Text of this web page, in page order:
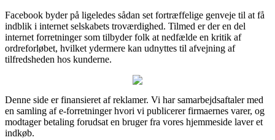
Facebook byder på ligeledes sådan set fortræffelige genveje til at få
indblik i internet selskabets troværdighed. Tilmed er der en del
internet forretninger som tilbyder folk at nedfælde en kritik af
ordreforløbet, hvilket ydermere kan udnyttes til afvejning af
tilfredsheden hos kunderne.
Denne side er finansieret af reklamer. Vi har samarbejdsaftaler med
en samling af e-forretninger hvori vi publicerer firmaernes varer, og
modtager betaling forudsat en bruger fra vores hjemmeside laver et
indkøb.